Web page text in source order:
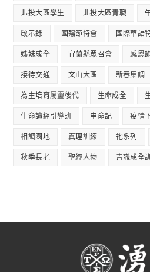
北投大區學生 北投大區青職
啟示錄 國殤節特會 國際華語
姊妹成全 宜蘭縣眾召會 感恩
接待交通 文山大區 新春集調
為主培育屬靈後代 生命成全
生命讀經引導班 申命記 疫情
相調園地 真理訓練 祂系列
秋季長老 聖經人物 青職成全